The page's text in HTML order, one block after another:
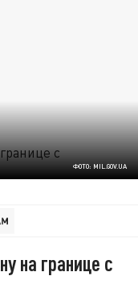
ФОТО: MIL.GOV.UA
на границе с